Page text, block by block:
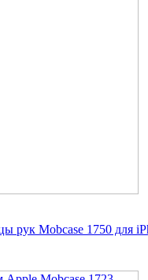
рук Mobcase 1750 для